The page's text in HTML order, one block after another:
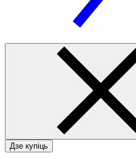
Дзе купіць